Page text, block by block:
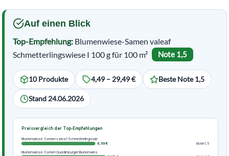
Auf einen Blick
Top-Empfehlung: Blumenwiese-Samen valeaf
Schmetterlingswiese I 100 g für 100 m²
Note 1,5
10 Produkte 4,49 – 29,49 € Beste Note 1,5
Stand 24.06.2026
Preisvergleich der Top-Empfehlungen
Blumenwiese-Samen valeaf Schmetterlingswie
6,99 €
Note 1,5
Blumenwiese-Samen Quedlinburger Blumenwies